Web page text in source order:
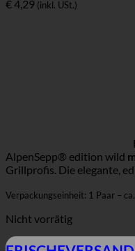
€4,29 (inkl. USt.)
AlpenSepp® edition wild
Grillprofis. Die elegante,
Verpackungseinheit: 1 Paar –
Nicht vorrätig